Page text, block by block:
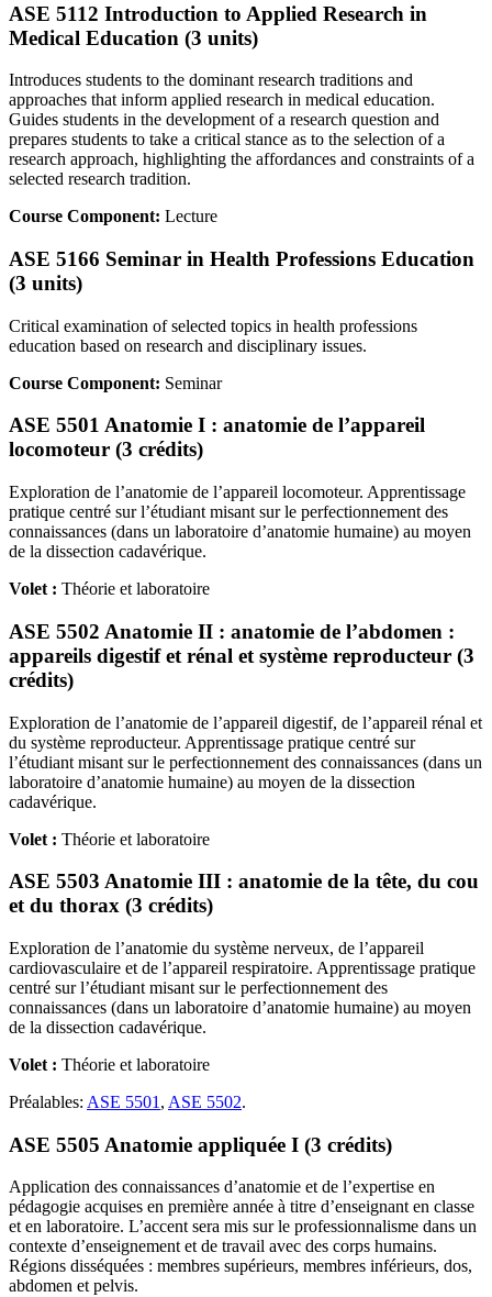
ASE 5112 Introduction to Applied Research in
Medical Education (3 units)
Introduces students to the dominant research traditions and
approaches that inform applied research in medical education.
Guides students in the development of a research question and
prepares students to take a critical stance as to the selection of a
research approach, highlighting the affordances and constraints of a
selected research tradition.
Course Component: Lecture
ASE 5166 Seminar in Health Professions Education
(3 units)
Critical examination of selected topics in health professions
education based on research and disciplinary issues.
Course Component: Seminar
ASE 5501 Anatomie I : anatomie de l’appareil
locomoteur (3 crédits)
Exploration de l’anatomie de l’appareil locomoteur. Apprentissage
pratique centré sur l’étudiant misant sur le perfectionnement des
connaissances (dans un laboratoire d’anatomie humaine) au moyen
de la dissection cadavérique.
Volet : Théorie et laboratoire
ASE 5502 Anatomie II : anatomie de l’abdomen :
appareils digestif et rénal et système reproducteur (3
crédits)
Exploration de l’anatomie de l’appareil digestif, de l’appareil rénal et
du système reproducteur. Apprentissage pratique centré sur
l’étudiant misant sur le perfectionnement des connaissances (dans un
laboratoire d’anatomie humaine) au moyen de la dissection
cadavérique.
Volet : Théorie et laboratoire
ASE 5503 Anatomie III : anatomie de la tête, du cou
et du thorax (3 crédits)
Exploration de l’anatomie du système nerveux, de l’appareil
cardiovasculaire et de l’appareil respiratoire. Apprentissage pratique
centré sur l’étudiant misant sur le perfectionnement des
connaissances (dans un laboratoire d’anatomie humaine) au moyen
de la dissection cadavérique.
Volet : Théorie et laboratoire
Préalables: ASE 5501 , ASE 5502.
ASE 5505 Anatomie appliquée I (3 crédits)
Application des connaissances d’anatomie et de l’expertise en
pédagogie acquises en première année à titre d’enseignant en classe
et en laboratoire. L’accent sera mis sur le professionnalisme dans un
contexte d’enseignement et de travail avec des corps humains.
Régions disséquées : membres supérieurs, membres inférieurs, dos,
abdomen et pelvis.